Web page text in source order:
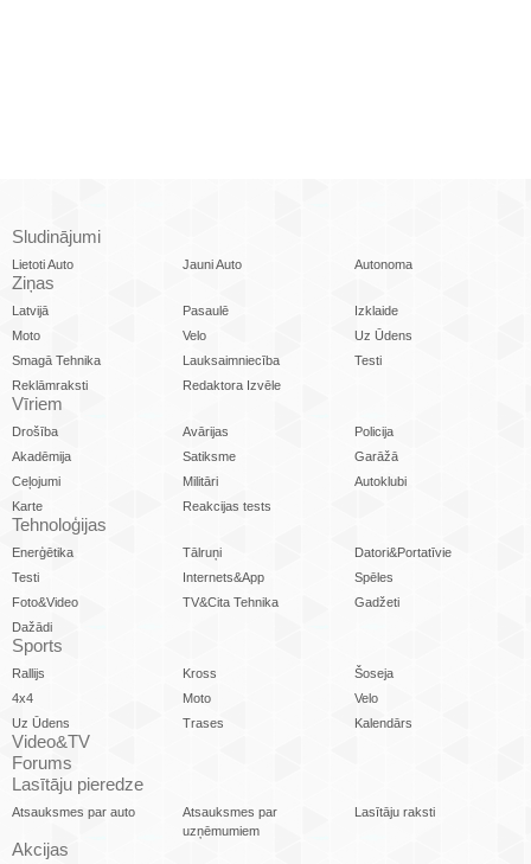
Sludinājumi
Lietoti Auto Jauni Auto Autonoma
Ziņas
Latvijā Pasaulē
Izklaide
Moto
Velo
Uz Ūdens
Smagā Tehnika
Lauksaimniecība
Testi
Reklāmraksti
Redaktora Izvēle
Vīriem
Drošība Avārijas
Policija
Akadēmija
Satiksme
Garāžā
Ceļojumi
Militāri
Autoklubi
Karte
Reakcijas tests
Tehnoloģijas
Enerģētika Tālruņi
Datori&Portatīvie
Testi
Internets&App
Spēles
Foto&Video
TV&Cita Tehnika
Gadžeti
Dažādi
Sports
Rallijs Kross
Šoseja
4x4
Moto
Velo
Uz Ūdens
Trases Kalendārs
Video&TV
Forums
Lasītāju pieredze
Atsauksmes par auto
Atsauksmes par
uzņēmumiem
Lasītāju raksti
Akcijas